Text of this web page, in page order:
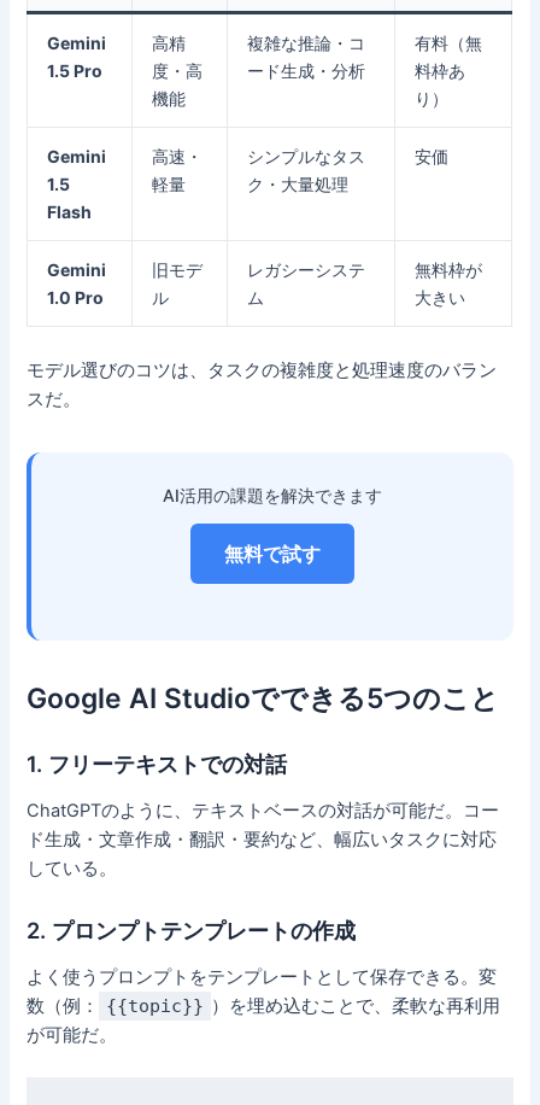
Gemini
1.5 Pro
高精
度・高
機能
複雑な推論・コ
ード生成・分析
有料（無
料枠あ
り）
Gemini
1.5
Flash
高速・
軽量
シンプルなタス
ク・大量処理
安価
Gemini
1.0 Pro
旧モデ
ル
レガシーシステ
ム
無料枠が
大きい
モデル選びのコツは、タスクの複雑度と処理速度のバラン
スだ。
AI活用の課題を解決できます
無料で試す
Google AI Studioでできる5つのこと
1. フリーテキストでの対話
ChatGPTのように、テキストベースの対話が可能だ。コー
ド生成・文章作成・翻訳・要約など、幅広いタスクに対応
している。
2. プロンプトテンプレートの作成
よく使うプロンプトをテンプレートとして保存できる。変
数（例：
{{topic}} ）を埋め込むことで、柔軟な再利用
が可能だ。